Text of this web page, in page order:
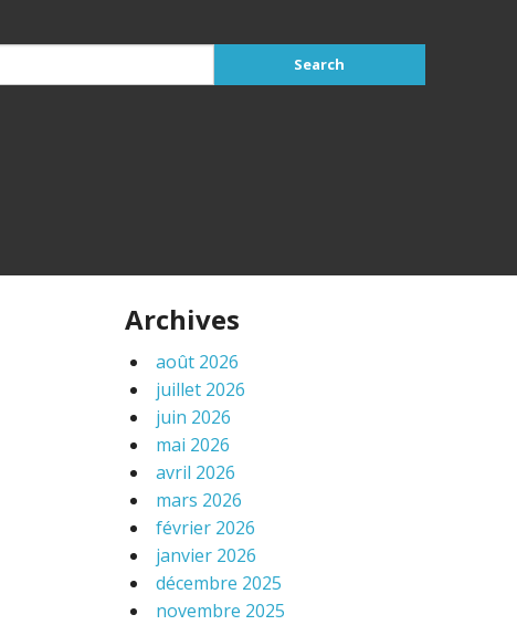
Archives
août 2026
juillet 2026
juin 2026
mai 2026
avril 2026
mars 2026
février 2026
janvier 2026
décembre 2025
novembre 2025